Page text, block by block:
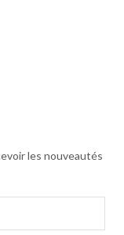
les nouveautés